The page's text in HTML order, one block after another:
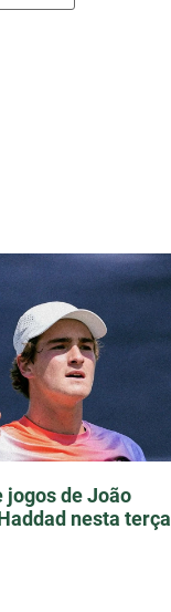
jogos de João
nesta terça